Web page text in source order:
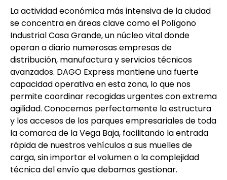
La actividad económica más intensiva de la ciudad
se concentra en áreas clave como el Polígono
Industrial Casa Grande, un núcleo vital donde
operan a diario numerosas empresas de
distribución, manufactura y servicios técnicos
avanzados. DAGO Express mantiene una fuerte
capacidad operativa en esta zona, lo que nos
permite coordinar recogidas urgentes con extrema
agilidad. Conocemos perfectamente la estructura
y los accesos de los parques empresariales de toda
la comarca de la Vega Baja, facilitando la entrada
rápida de nuestros vehículos a sus muelles de
carga, sin importar el volumen o la complejidad
técnica del envío que debamos gestionar.